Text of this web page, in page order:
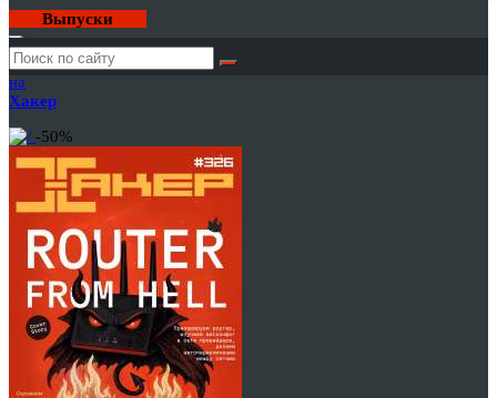
Выпуски
Годовая
подписка
на
Хакер
-50%